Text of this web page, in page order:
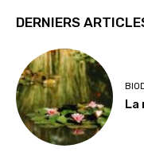
DERNIERS
La